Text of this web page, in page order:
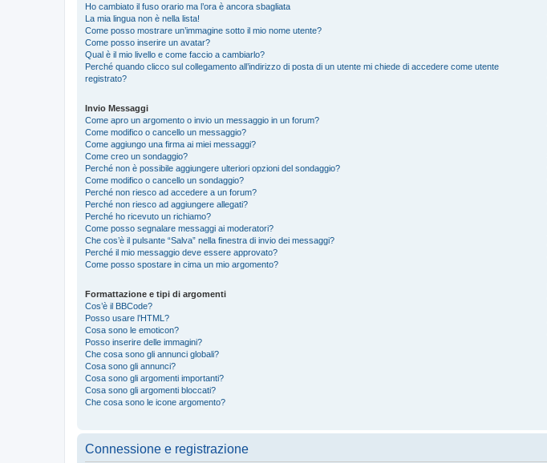
Ho cambiato il fuso orario ma l’ora è ancora sbagliata
La mia lingua non è nella lista!
Come posso mostrare un’immagine sotto il mio nome utente?
Come posso inserire un avatar?
Qual è il mio livello e come faccio a cambiarlo?
Perché quando clicco sul collegamento all’indirizzo di posta di un utente mi chiede di accedere come utente
registrato?
Invio Messaggi
Come apro un argomento o invio un messaggio in un forum?
Come modifico o cancello un messaggio?
Come aggiungo una firma ai miei messaggi?
Come creo un sondaggio?
Perché non è possibile aggiungere ulteriori opzioni del sondaggio?
Come modifico o cancello un sondaggio?
Perché non riesco ad accedere a un forum?
Perché non riesco ad aggiungere allegati?
Perché ho ricevuto un richiamo?
Come posso segnalare messaggi ai moderatori?
Che cos’è il pulsante “Salva” nella finestra di invio dei messaggi?
Perché il mio messaggio deve essere approvato?
Come posso spostare in cima un mio argomento?
Formattazione e tipi di argomenti
Cos’è il BBCode?
Posso usare l’HTML?
Cosa sono le emoticon?
Posso inserire delle immagini?
Che cosa sono gli annunci globali?
Cosa sono gli annunci?
Cosa sono gli argomenti importanti?
Cosa sono gli argomenti bloccati?
Che cosa sono le icone argomento?
Connessione e registrazione